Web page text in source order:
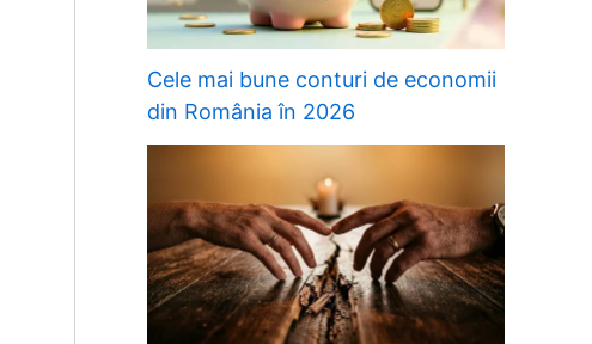
Cele mai bune conturi de economii
din România în 2026